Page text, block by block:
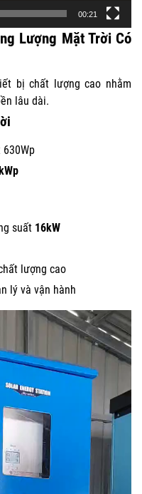
00:21
Lượng Mặt Trời Có
bị chất lượng cao nhằm
lâu dài.
suất 16kW
lượng cao
lý và vận hành